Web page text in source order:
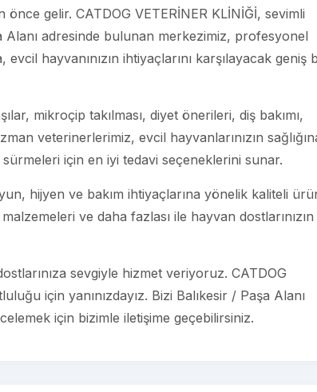
önce gelir. CATDOG VETERİNER KLİNİĞİ, sevimli
Alanı adresinde bulunan merkezimiz, profesyonel
hayvanınızın ihtiyaçlarını karşılayacak geniş
mikroçip takılması, diyet önerileri, diş bakımı,
veterinerlerimiz, evcil hayvanlarınızın
için en iyi tedavi seçeneklerini sunar.
hijyen ve bakım ihtiyaçlarına yönelik kaliteli
ve daha fazlası ile hayvan dostlarınızın
sevgiyle hizmet veriyoruz. CATDOG
için yanınızdayız. Bizi Balıkesir / Paşa Alanı
için bizimle iletişime geçebilirsiniz.